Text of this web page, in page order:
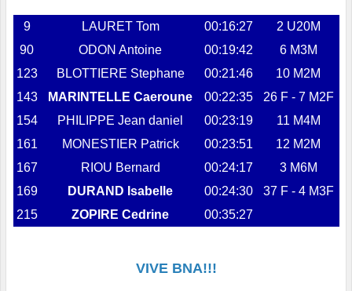
9 LAURET Tom 00:16:27
2 U20M
90
ODON Antoine 00:19:42
6 M3M
123
BLOTTIERE Stephane 00:21:46
10 M2M
143
MARINTELLE Caeroune 00:22:35
26 F - 7 M2F
154
PHILIPPE Jean daniel 00:23:19
11 M4M
161
MONESTIER Patrick 00:23:51
12 M2M
167
RIOU Bernard 00:24:17
3 M6M
169
DURAND Isabelle 00:24:30
37 F - 4 M3F
215
ZOPIRE Cedrine 00:35:27
VIVE BNA!!!